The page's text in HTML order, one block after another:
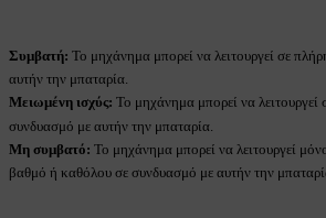
Συμβατή: Το μηχάνημα μπορεί να λειτουργεί σε
αυτήν την μπαταρία.
Μειωμένη ισχύς: Το μηχάνημα μπορεί να λειτουργεί
συνδυασμό με αυτήν την μπαταρία.
Μη συμβατό: Το μηχάνημα μπορεί να λειτουργεί
βαθμό ή καθόλου σε συνδυασμό με αυτήν την